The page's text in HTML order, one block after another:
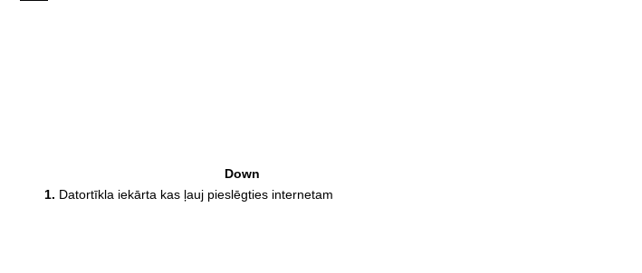
Down
1. Datortīkla iekārta kas ļauj pieslēgties internetam